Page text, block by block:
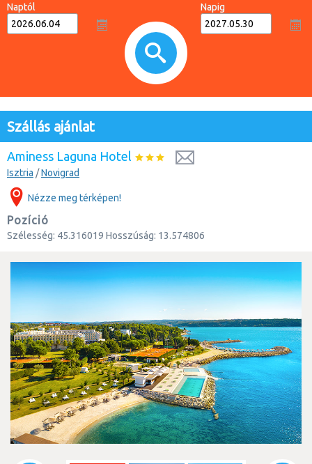
Naptól Napig
Szállás ajánlat
Aminess Laguna Hotel
Isztria /Novigrad
Nézze meg térképen!
Pozíció
Szélesség: 45.316019 Hosszúság: 13.574806